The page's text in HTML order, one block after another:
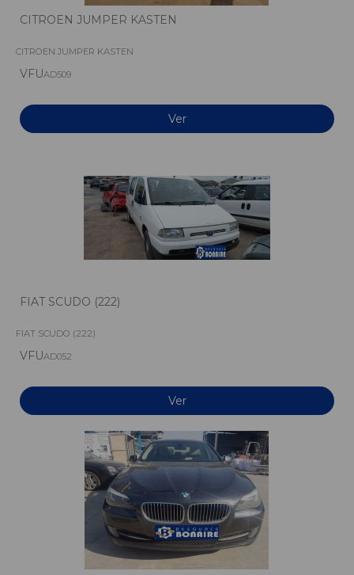
CITROEN JUMPER KASTEN
CITROEN JUMPER KASTEN
VFUAD509
Ver
FIAT SCUDO (222)
FIAT SCUDO (222)
VFUAD052
Ver